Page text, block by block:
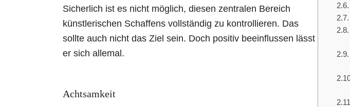
Sicherlich ist es nicht möglich, diesen zentralen Bereich
künstlerischen Schaffens vollständig zu kontrollieren. Das
sollte auch nicht das Ziel sein. Doch positiv beeinflussen lässt
er sich allemal.
Achtsamkeit